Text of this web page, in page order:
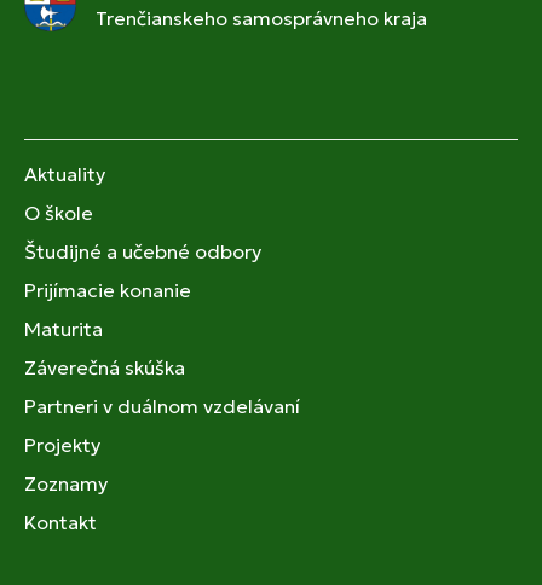
Trenčianskeho samosprávneho kraja
Aktuality
O škole
Študijné a učebné odbory
Prijímacie konanie
Maturita
Záverečná skúška
Partneri v duálnom vzdelávaní
Projekty
Zoznamy
Kontakt